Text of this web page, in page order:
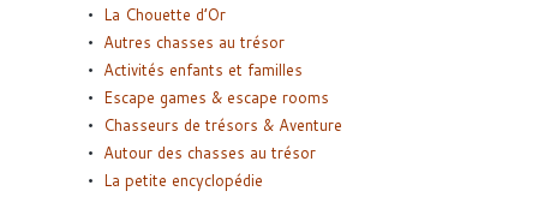
La Chouette d’Or
Autres chasses au trésor
Activités enfants et familles
Escape games & escape rooms
Chasseurs de trésors & Aventure
Autour des chasses au trésor
La petite encyclopédie